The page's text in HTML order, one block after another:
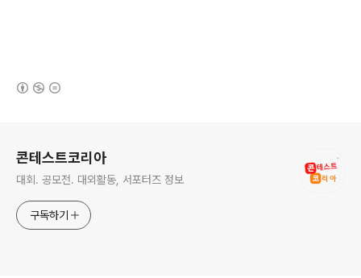
콘테스트코리아
대회. 공모전. 대외활동, 서포터즈 정보
구독하기